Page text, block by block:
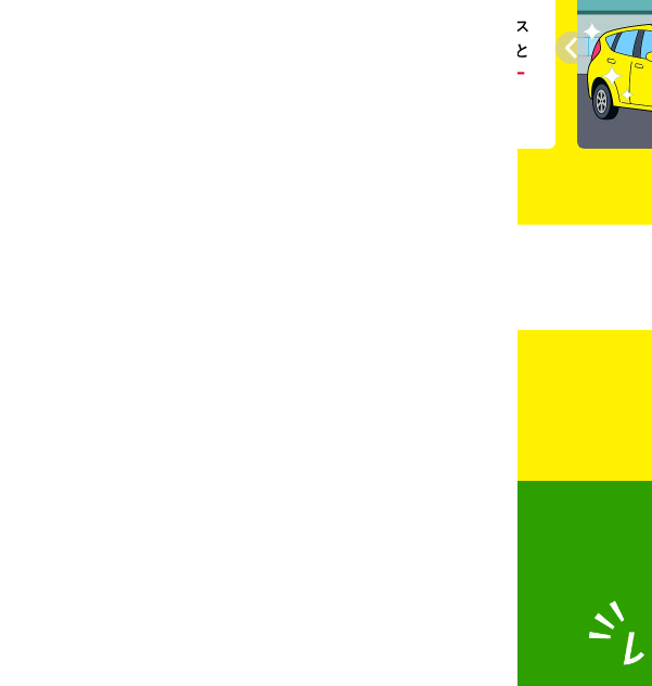
。ガソリンス
タンドや整備工場の既存インフラを活用すること
リー